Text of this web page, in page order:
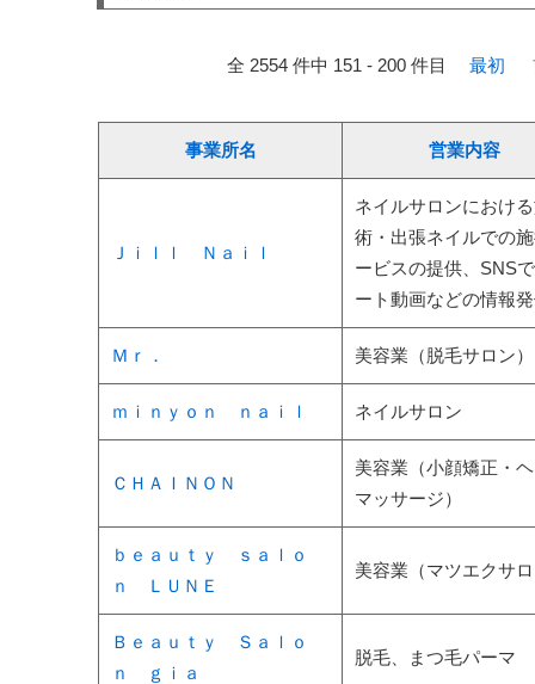
全 2554 件中 151 - 200 件目 最初
事業所名 営業内容
Ｊｉｌｌ Ｎａｉｌ
ネイルサロンにおけ
術・出張ネイルでの
ービスの提供、SNS
ート動画などの情報
Ｍｒ． 美容業（脱毛サロン）
ｍｉｎｙｏｎ ｎａｉｌ ネイルサロン
ＣＨＡＩＮＯＮ
美容業（小顔矯正・
マッサージ）
ｂｅａｕｔｙ ｓａｌｏ
ｎ ＬＵＮＥ
美容業（マツエクサ
Ｂｅａｕｔｙ Ｓａｌｏ
ｎ ｇｉａ
脱毛、まつ毛パーマ